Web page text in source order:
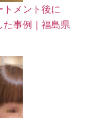
トメント後に
た事例｜福島県